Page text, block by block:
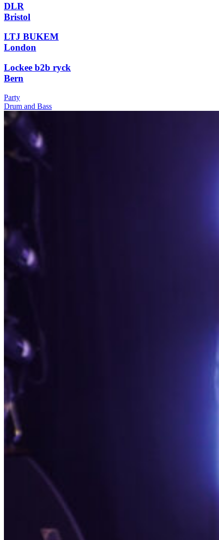
DLR
Bristol
LTJ BUKEM
London
Lockee b2b ryck
Bern
Party
Drum and Bass